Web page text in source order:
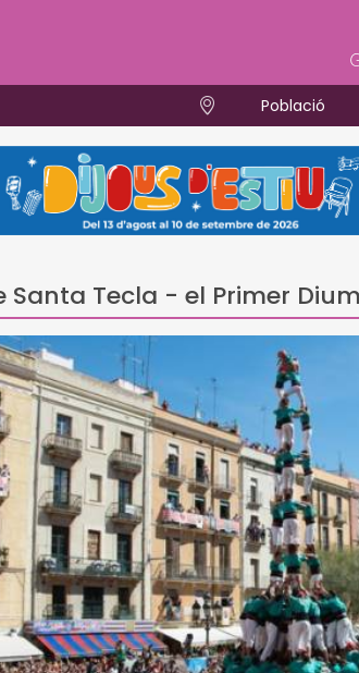
Població
Santa Tecla - el Primer